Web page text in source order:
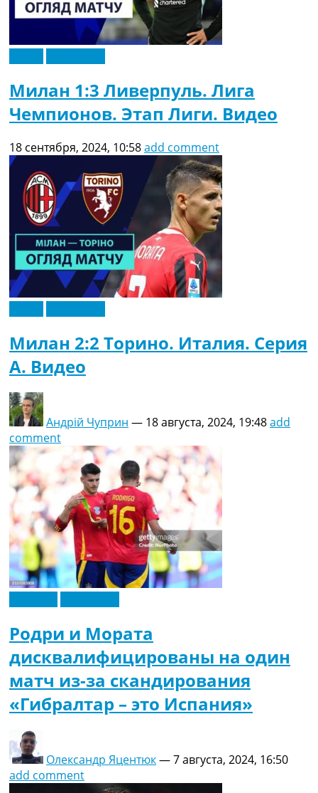
Милан 1:3 Ливерпуль. Лига
Чемпионов. Этап Лиги. Видео
18 сентября, 2024, 10:58add comment
Милан 2:2 Торино. Италия. Серия
A. Видео
Андрій Чуприн — 18 августа, 2024, 19:48add
comment
Родри и Мората
дисквалифицированы на один
матч из-за скандирования
«Гибралтар – это Испания»
Олександр Яцентюк—7 августа, 2024, 16:50
add comment